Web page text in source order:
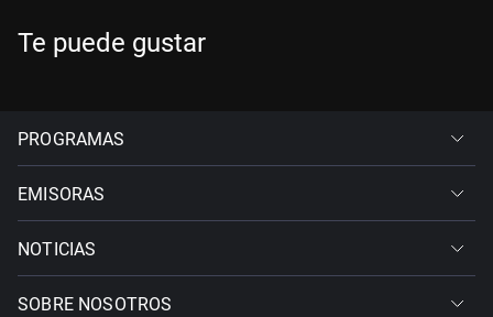
Te puede gustar
PROGRAMAS
EMISORAS
NOTICIAS
SOBRE NOSOTROS